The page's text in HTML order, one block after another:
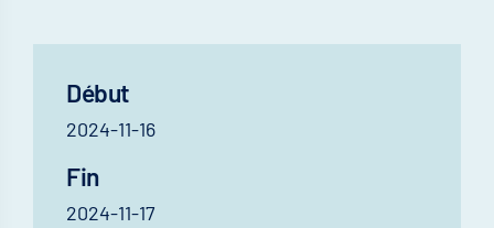
Début
2024-11-16
Fin
2024-11-17